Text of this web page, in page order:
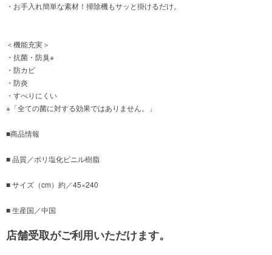
・お手入れ簡単な素材！掃除機もサッと掛けるだけ。
＜機能充実＞
・抗菌・防臭※
・防カビ
・防炎
・すべりにくい
※「全ての菌に対する効果ではありません。」
■商品情報
■ 品質／ポリ塩化ビニル樹脂
■ サイズ（cm）約／45×240
■ 生産国／中国
店舗受取がご利用いただけます。